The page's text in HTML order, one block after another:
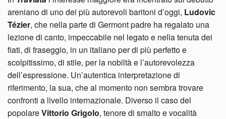
areniano di uno dei più autorevoli baritoni d’oggi, Ludovic
Tézier, che nella parte di Germont padre ha regalato una
lezione di canto, impeccabile nel legato e nella tenuta dei
fiati, di fraseggio, in un italiano per di più perfetto e
scolpitissimo, di stile, per la nobiltà e l’autorevolezza
dell’espressione. Un’autentica interpretazione di
riferimento, la sua, che al momento non sembra trovare
confronti a livello internazionale. Diverso il caso del
popolareVittorio Grigolo, tenore di smalto e vocalità